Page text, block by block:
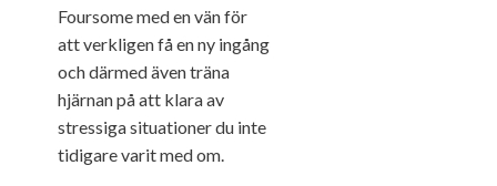
Foursome med en vän för
att verkligen få en ny ingång
och därmed även träna
hjärnan på att klara av
stressiga situationer du inte
tidigare varit med om.